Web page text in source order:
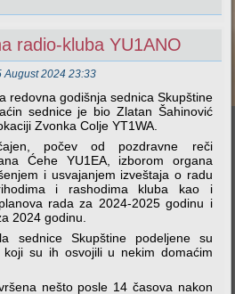
radio-kluba YU1ANO
August 2024 23:33
redovna godišnja sednica Skupštine
sednice je bio Zlatan Šahinović
Zvonka Colje YT1WA.
počev od pozdravne reči
Ćehe YU1EA, izborom organa
i usvajanjem izveštaja o radu
i rashodima kluba kao i
rada za 2024-2025 godinu i
2024 godinu.
sednice Skupštine podeljene su
koji su ih osvojili u nekim domaćim
nešto posle 14 časova nakon